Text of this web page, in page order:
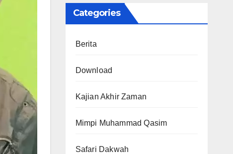
Categories
Berita
Download
Kajian Akhir Zaman
Mimpi Muhammad Qasim
Safari Dakwah